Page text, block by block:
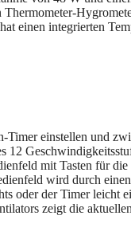
einen integrierten
Timer einstellen und
12
mit Tasten für
wird durch
oder der Timer leicht
zeigt die